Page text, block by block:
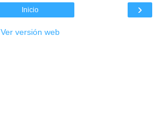
›
Inicio
Ver versión web